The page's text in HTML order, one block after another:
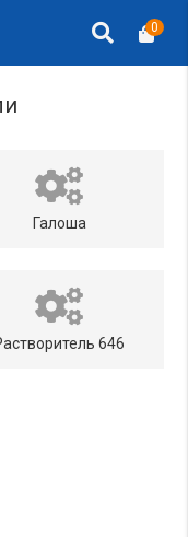
0
Галоша
646